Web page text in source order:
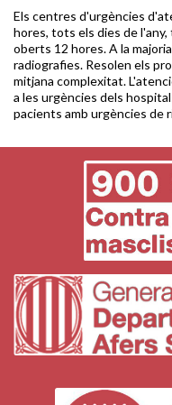
Els centres d'urgències
hores, tots els dies de
oberts 12 hores. A la
radiografies. Resolen els
mitjana complexitat.
a les urgències dels
pacients amb urgències de